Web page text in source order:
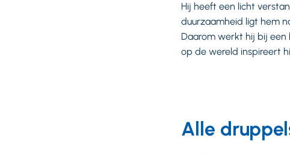
Hij heeft een licht
duurzaamheid ligt hem
Daarom werkt hij bij een
op de wereld inspireert
Alle